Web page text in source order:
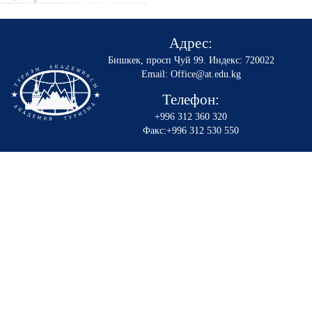
Адрес:
Бишкек, просп Чуй 99. Индекс: 720022
Email: Office@at.edu.kg
Телефон:
+996 312 360 320
Факс:+996 312 530 550